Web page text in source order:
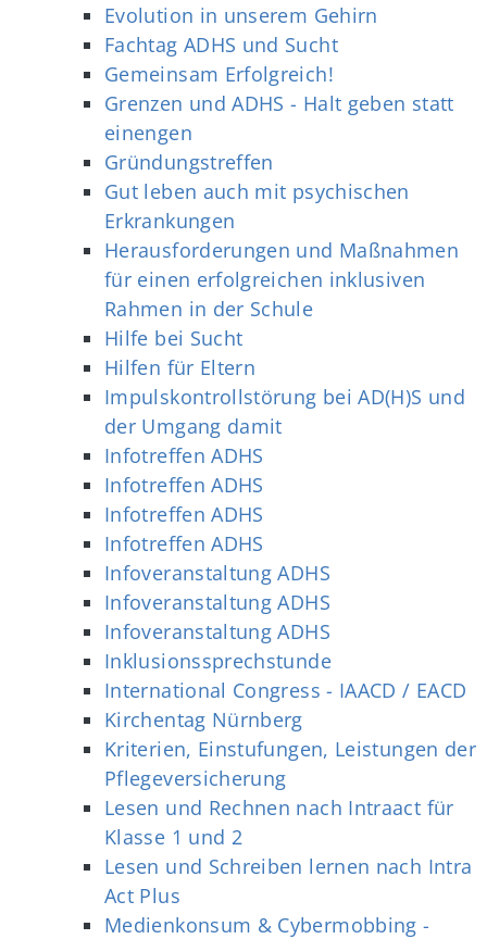
Evolution in unserem Gehirn
Fachtag ADHS und Sucht
Gemeinsam Erfolgreich!
Grenzen und ADHS - Halt geben statt
einengen
Gründungstreffen
Gut leben auch mit psychischen
Erkrankungen
Herausforderungen und Maßnahmen
für einen erfolgreichen inklusiven
Rahmen in der Schule
Hilfe bei Sucht
Hilfen für Eltern
Impulskontrollstörung bei AD(H)S und
der Umgang damit
Infotreffen ADHS
Infotreffen ADHS
Infotreffen ADHS
Infotreffen ADHS
Infoveranstaltung ADHS
Infoveranstaltung ADHS
Infoveranstaltung ADHS
Inklusionssprechstunde
International Congress - IAACD / EACD
Kirchentag Nürnberg
Kriterien, Einstufungen, Leistungen der
Pflegeversicherung
Lesen und Rechnen nach Intraact für
Klasse 1 und 2
Lesen und Schreiben lernen nach Intra
Act Plus
Medienkonsum & Cybermobbing -